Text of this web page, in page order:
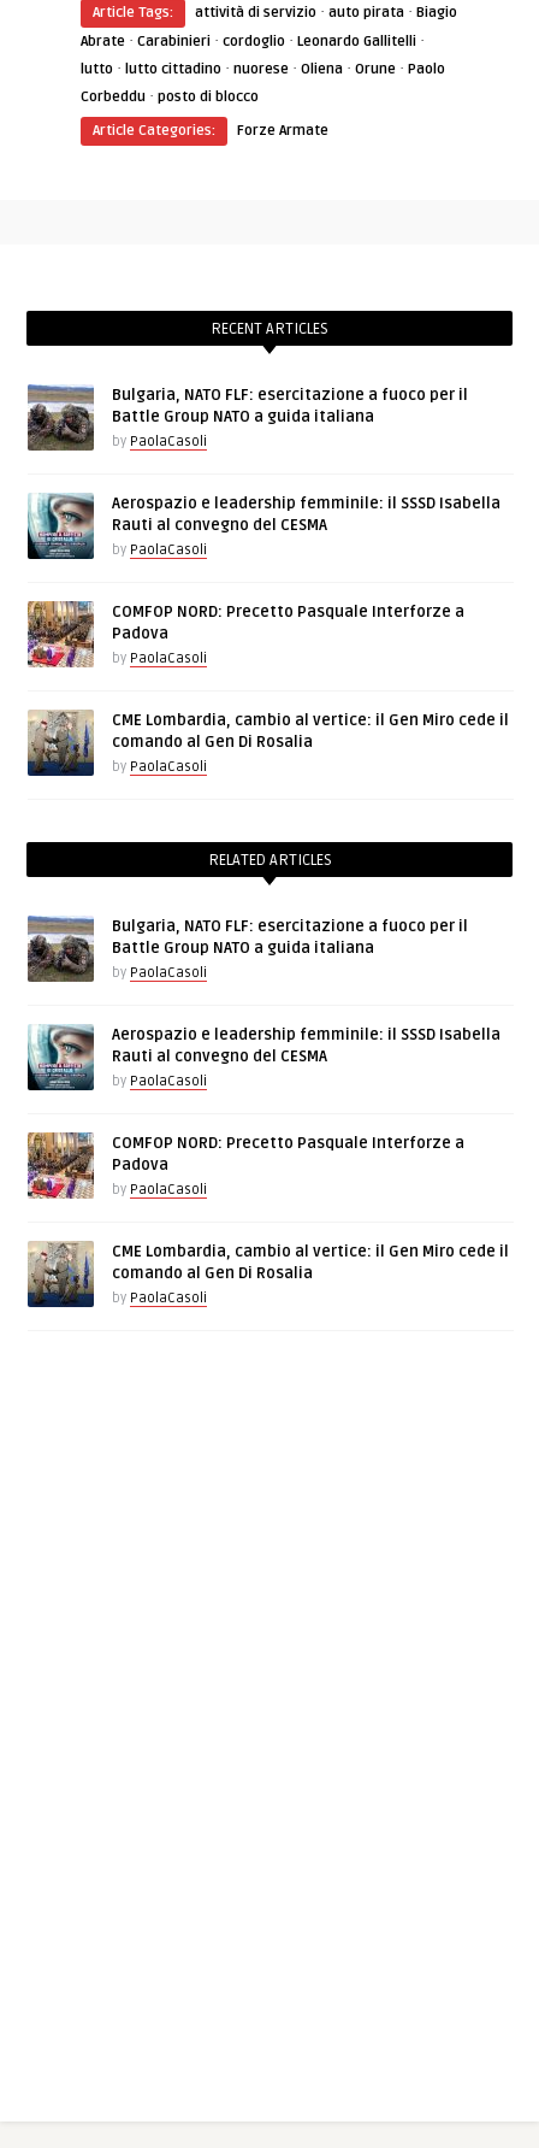
Article Tags: attività di servizio ·auto pirata ·Biagio
Abrate ·Carabinieri ·cordoglio ·Leonardo Gallitelli ·
lutto ·lutto cittadino ·nuorese ·Oliena ·Orune ·Paolo
Corbeddu ·posto di blocco
Article Categories:
Forze Armate
RECENT ARTICLES
Bulgaria, NATO FLF: esercitazione a fuoco per il
Battle Group NATO a guida italiana
by PaolaCasoli
Aerospazio e leadership femminile: il SSSD Isabella
Rauti al convegno del CESMA
by PaolaCasoli
COMFOP NORD: Precetto Pasquale Interforze a
Padova
by PaolaCasoli
CME Lombardia, cambio al vertice: il Gen Miro cede il
comando al Gen Di Rosalia
by PaolaCasoli
RELATED ARTICLES
Bulgaria, NATO FLF: esercitazione a fuoco per il
Battle Group NATO a guida italiana
by PaolaCasoli
Aerospazio e leadership femminile: il SSSD Isabella
Rauti al convegno del CESMA
by PaolaCasoli
COMFOP NORD: Precetto Pasquale Interforze a
Padova
by PaolaCasoli
CME Lombardia, cambio al vertice: il Gen Miro cede il
comando al Gen Di Rosalia
by PaolaCasoli